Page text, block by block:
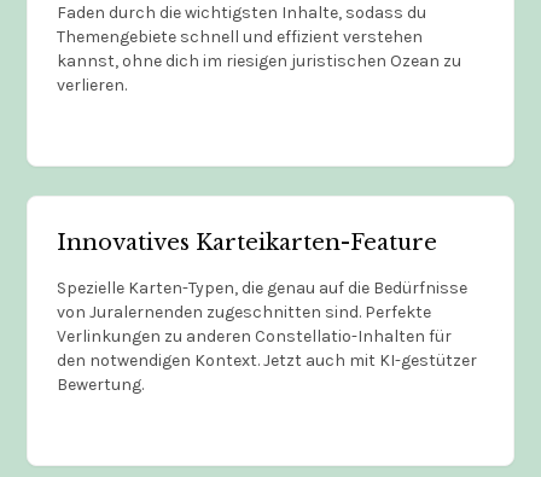
Faden durch die wichtigsten Inhalte, sodass du
Themengebiete schnell und effizient verstehen
kannst, ohne dich im riesigen juristischen Ozean zu
verlieren.
Innovatives Karteikarten-Feature
Spezielle Karten-Typen, die genau auf die Bedürfnisse
von Juralernenden zugeschnitten sind. Perfekte
Verlinkungen zu anderen Constellatio-Inhalten für
den notwendigen Kontext. Jetzt auch mit KI-gestützer
Bewertung.